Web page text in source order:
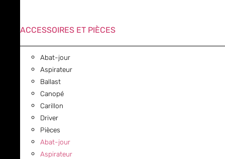
ACCESSOIRES ET PIÈCES
Abat-jour
Aspirateur
Ballast
Canopé
Carillon
Driver
Pièces
Abat-jour
Aspirateur